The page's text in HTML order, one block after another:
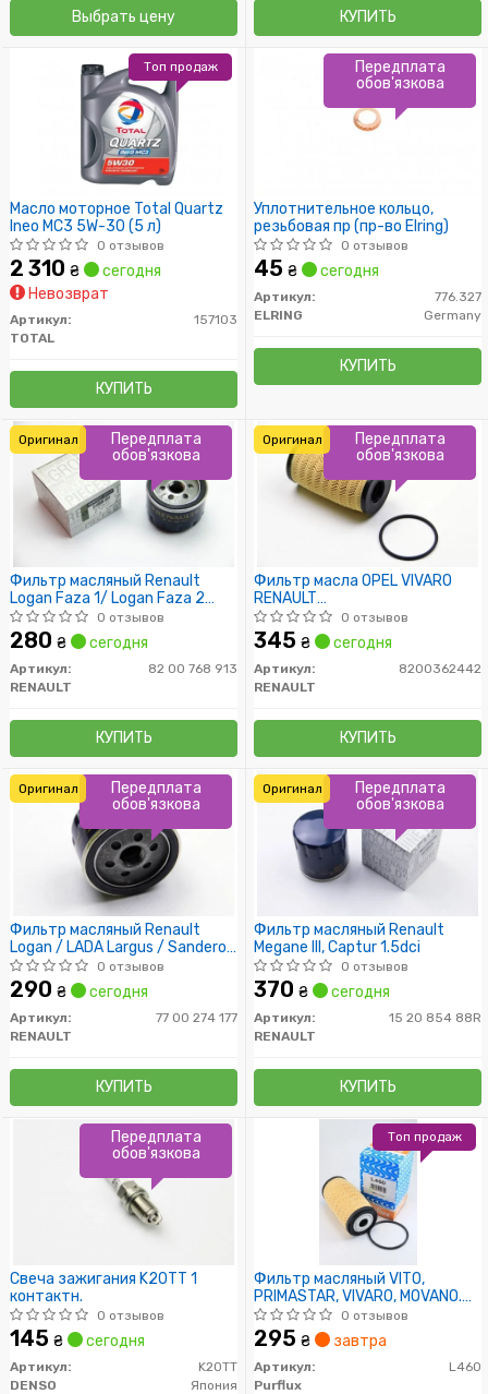
Выбрать цену КУПИТЬ
Масло моторное Total Quartz
Ineo MC3 5W-30 (5 л)
0 отзывов
2 310 ₴
сегодня
Невозврат
Артикул:
157103
TOTAL
КУПИТЬ
Топ продаж
Уплотнительное кольцо,
резьбовая пр (пр-во Elring)
0 отзывов
45 ₴ сегодня
Артикул:
776.327
ELRING
Germany
КУПИТЬ
Передплата
обов'язкова
Фильтр масляный Renault
Logan Faza 1/ Logan Faza 2
/Sandero / Duster /VAZ Largus
0 отзывов
280 ₴ сегодня
Артикул:
82 00 768 913
RENAULT
КУПИТЬ
Передплата
обов'язкова
Оригинал
Фильтр масла OPEL VIVARO
RENAULT
LAGUNA/MEGANE/TRAFIC
2.0/2.5 dCi 03-
0 отзывов
345 ₴ сегодня
Артикул:
8200362442
RENAULT
КУПИТЬ
Передплата
обов'язкова
Оригинал
Фильтр масляный Renault
Logan / LADA Largus / Sandero,
Duster (UFI)
0 отзывов
290 ₴ сегодня
Артикул:
77 00 274 177
RENAULT
КУПИТЬ
Передплата
обов'язкова
Оригинал
Фильтр масляный Renault
Megane III, Captur 1.5dci
0 отзывов
370 ₴ сегодня
Артикул:
15 20 854 88R
RENAULT
КУПИТЬ
Передплата
обов'язкова
Оригинал
Свеча зажигания K20TT 1
контактн.
0 отзывов
145 ₴ сегодня
Артикул:
K20TT
DENSO
Япония
Передплата
обов'язкова
Фильтр масляный VITO,
PRIMASTAR, VIVARO, MOVANO.
MEGANE, TRAFIC, MASTER
0 отзывов
295 ₴ завтра
Артикул:
L460
Purflux
Топ продаж